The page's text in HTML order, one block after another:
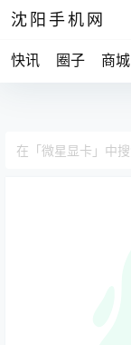
沈阳手机网
快讯 圈子 商城